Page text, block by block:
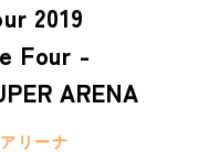
2019
Four -
ARENA
リーナ